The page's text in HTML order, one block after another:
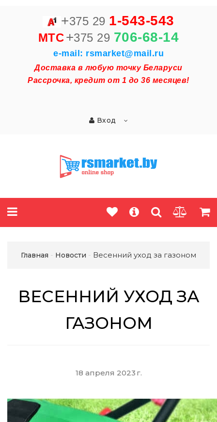
+375 29 1-543-543
MTC+375 29 706-68-14
e-mail: rsmarket@mail.ru
Доставка в любую точку Беларуси
Рассрочка, кредит от 1 до 36 месяцев!
Вход
Главная Новости Весенний уход за газоном
ВЕСЕННИЙ УХОД ЗА
ГАЗОНОМ
18 апреля 2023 г.